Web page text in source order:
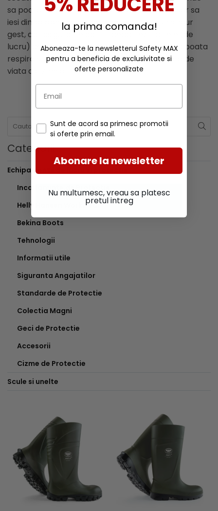
sa poata fi aerisite. S-ar putea sa para mai usor sa
iesi din salopeta si cizmele de lucru intr-un singur
gest, dar asigura-te ca iti indepartezi hainele (de
lucru) de pe cizme astfel incat poliuretanul sa poata
respira si sa se usuce. Astfel, vei creste durata de
viata a cizmelor tale de lucru.
Categorii
Echipamente de lucru si protectie
Incaltaminte de Protectie
Helly Hansen Workwear
Bekina Boots
Tehnologii
Informatii utile
Siguranta Angajatilor
Standarde de Protectie
Colectia Magni
Geci de Protectie
Accesorii
Cizme de Protectie
Scule si unelte
la prima comanda!
Aboneaza-te la newsletterul Safety MAX
pentru a beneficia de exclusivitate si
oferte personalizate
Sunt de acord sa primesc promotii
si oferte prin email.
Abonare la newsletter
Nu multumesc, vreau sa platesc
pretul intreg